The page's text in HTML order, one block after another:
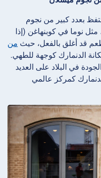
بعدد كبير من نجوم
نوما في كوبنهاغن (إذا
قد أغلق بالفعل، حيث من
الدنمارك كوجهة للطهي.
في البلاد على العديد
كمركز عالمي